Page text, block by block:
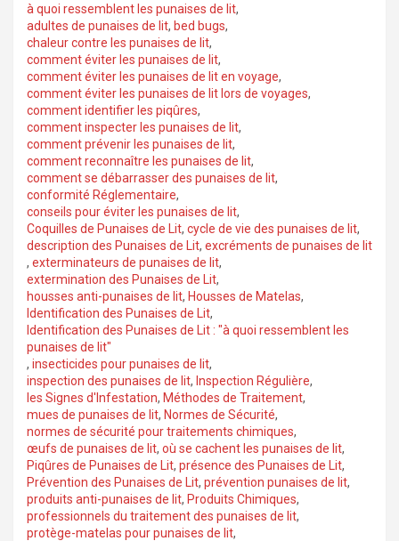
à quoi ressemblent les punaises de lit,
adultes de punaises de lit, bed bugs,
chaleur contre les punaises de lit,
comment éviter les punaises de lit,
comment éviter les punaises de lit en voyage,
comment éviter les punaises de lit lors de voyages,
comment identifier les piqûres,
comment inspecter les punaises de lit,
comment prévenir les punaises de lit,
comment reconnaître les punaises de lit,
comment se débarrasser des punaises de lit,
conformité Réglementaire,
conseils pour éviter les punaises de lit,
Coquilles de Punaises de Lit, cycle de vie des punaises de lit,
description des Punaises de Lit, excréments de punaises de lit
, exterminateurs de punaises de lit,
extermination des Punaises de Lit,
housses anti-punaises de lit, Housses de Matelas,
Identification des Punaises de Lit,
Identification des Punaises de Lit : "à quoi ressemblent les
punaises de lit"
, insecticides pour punaises de lit,
inspection des punaises de lit, Inspection Régulière,
les Signes d'Infestation, Méthodes de Traitement,
mues de punaises de lit, Normes de Sécurité,
normes de sécurité pour traitements chimiques,
œufs de punaises de lit, où se cachent les punaises de lit,
Piqûres de Punaises de Lit, présence des Punaises de Lit,
Prévention des Punaises de Lit, prévention punaises de lit,
produits anti-punaises de lit, Produits Chimiques,
professionnels du traitement des punaises de lit,
protège-matelas pour punaises de lit,